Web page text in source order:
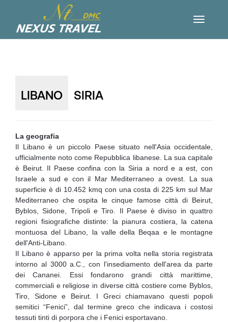
LIBANO SIRIA
La geografia
Il Libano è un piccolo Paese situato nell'Asia occidentale,
ufficialmente noto come Repubblica libanese. La sua capitale
è Beirut. Il Paese confina con la Siria a nord e a est, con
Israele a sud e con il Mar Mediterraneo a ovest. La sua
superficie è di 10.452 kmq con una costa di 225 km sul Mar
Mediterraneo che ospita le cinque famose città di Beirut,
Byblos, Sidone, Tripoli e Tiro. Il Paese è diviso in quattro
regioni fisiografiche distinte: la pianura costiera, la catena
montuosa del Libano, la valle della Beqaa e le montagne
dell'Anti-Libano.
Il Libano è apparso per la prima volta nella storia registrata
intorno al 3000 a.C., con l'insediamento dell'area da parte
dei Cananei. Essi fondarono grandi città marittime,
commerciali e religiose in diverse città costiere come Byblos,
Tiro, Sidone e Beirut. I Greci chiamavano questi popoli
semitici “Fenici”, dal termine greco che indicava i costosi
tessuti tinti di porpora che i Fenici esportavano.